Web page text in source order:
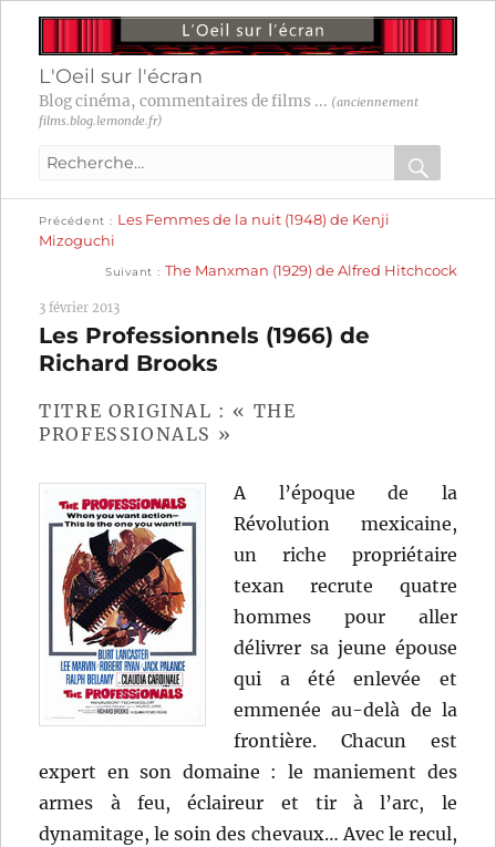
L'Oeil sur l'écran
Blog cinéma, commentaires de films ... (anciennement
films.blog.lemonde.fr)
Recherche
:
OK
Navigation
l’article
Précédent
précédente :
Les Femmes de la nuit (1948) de Kenji
Mizoguchi
Suivant
suivante :
The Manxman (1929) de Alfred Hitchcock
3 février 2013
Les Professionnels (1966) de
Richard Brooks
TITRE ORIGINAL : « THE
PROFESSIONALS »
A l’époque de la
Révolution mexicaine,
un riche propriétaire
texan recrute quatre
hommes pour aller
délivrer sa jeune épouse
qui a été enlevée et
emmenée au-delà de la
frontière. Chacun est
expert en son domaine : le maniement des
armes à feu, éclaireur et tir à l’arc, le
dynamitage, le soin des chevaux… Avec le recul,